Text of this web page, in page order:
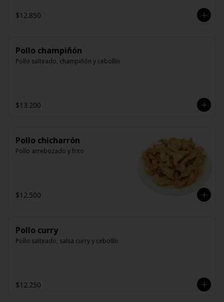
$12.850
Pollo champiñón
Pollo salteado, champiñón y cebollín
$13.200
Pollo chicharrón
Pollo arrebozado y frito
$12.500
Pollo curry
Pollo salteado, salsa curry y cebollín
$12.250